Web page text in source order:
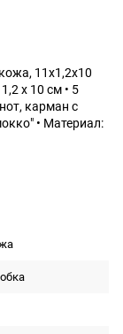
11x1,2x10
x 10 см • 5
карман с
• Материал: